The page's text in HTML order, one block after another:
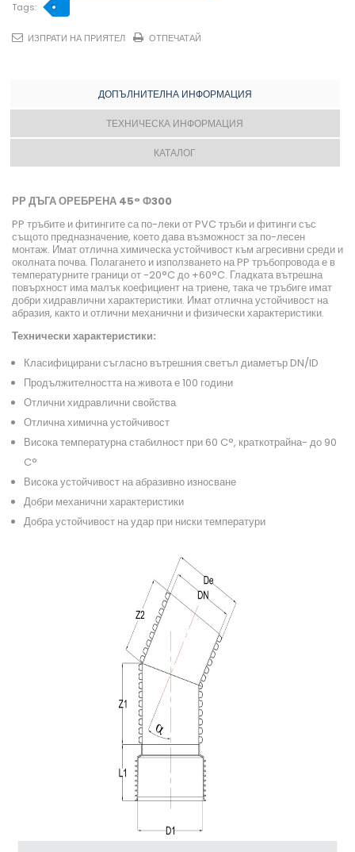
Tags:
ИЗПРАТИ НА ПРИЯТЕЛ ОТПЕЧАТАЙ
ДОПЪЛНИТЕЛНА ИНФОРМАЦИЯ
ТЕХНИЧЕСКА ИНФОРМАЦИЯ
КАТАЛОГ
РР ДЪГА ОРЕБРЕНА 45° Ф300
PP тръбите и фитингите са по-леки от PVC тръби и фитинги със
същото предназначение, което дава възможност за по-лесен
монтаж. Имат отлична химическа устойчивост към агресивни среди и
околната почва. Полагането и използването на PP тръбопровода е в
температурните граници от -20°C до +60°C. Гладката вътрешна
повърхност има малък коефициент на триене, така че тръбиге имат
добри хидравлични характеристики. Имат отлична устойчивост на
абразия, както и отлични механични и физически характеристики.
Технически характеристики:
Класифицирани съгласно вътрешния светъл диаметър DN/ID
Продължителността на живота е 100 години
Отлични хидравлични свойства
Отлична химична устойчивост
Висока температурна стабилност при 60 C°, краткотрайна- до 90
C°
Висока устойчивост на абразивно износване
Добри механични характеристики
Добра устойчивост на удар при ниски температури